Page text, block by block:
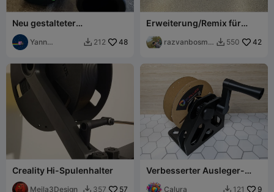
Neu gestalteter
Spulenhalter für ENDER 3
V3 SE / KE
Yann
 212 48
Erweiterung/Remix für
print Riser
razvanbosma
 550 42
Creality Hi-Spulenhalter
Mejla3Design  357 57
Verbesserter Ausleger-
Spulenwickler
Calura  121 9